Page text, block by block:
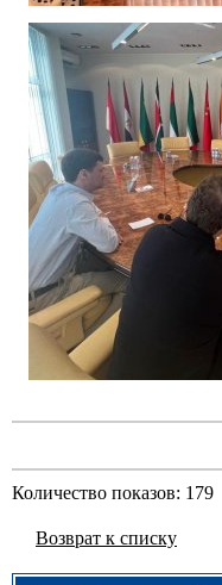
Количество показов: 179
Возврат к списку